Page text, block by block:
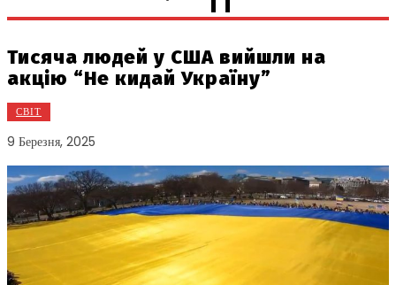
Тисяча людей у США вийшли на
акцію “Не кидай Україну”
СВІТ
9 Березня, 2025